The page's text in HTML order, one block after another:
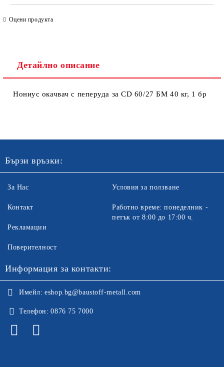
Оцени продукта
Детайлно описание
Нониус окачвач с пеперуда за CD 60/27 БМ 40 кг, 1 бр
Бързи връзки:
За Нас
Контакт
Рекламации
Поверителност
Условия за ползване
Работно време: понеделник -
петък от 8:00 до 17:00 ч.
Информация за контакти:
Имейл: eshop.bg@baustoff-metall.com
Телефон: 0876 75 7000